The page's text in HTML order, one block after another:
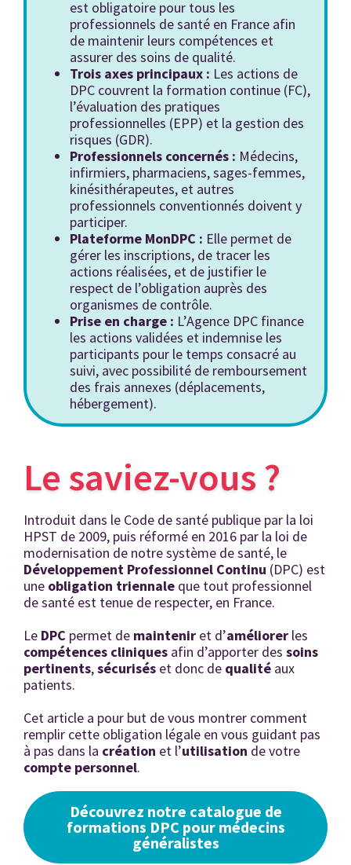
est obligatoire pour tous les
professionnels de santé en France afin
de maintenir leurs compétences et
assurer des soins de qualité.
Trois axes principaux : Les actions de
DPC couvrent la formation continue (FC),
l’évaluation des pratiques
professionnelles (EPP) et la gestion des
risques (GDR).
Professionnels concernés : Médecins,
infirmiers, pharmaciens, sages-femmes,
kinésithérapeutes, et autres
professionnels conventionnés doivent y
participer.
Plateforme MonDPC : Elle permet de
gérer les inscriptions, de tracer les
actions réalisées, et de justifier le
respect de l’obligation auprès des
organismes de contrôle.
Prise en charge : L’Agence DPC finance
les actions validées et indemnise les
participants pour le temps consacré au
suivi, avec possibilité de remboursement
des frais annexes (déplacements,
hébergement).
Le saviez-vous ?
Introduit dans le Code de santé publique par la loi
HPST de 2009, puis réformé en 2016 par la loi de
modernisation de notre système de santé, le
Développement Professionnel Continu (DPC) est
une obligation triennale que tout professionnel
de santé est tenue de respecter, en France.
Le DPC permet de maintenir et d’améliorer les
compétences cliniques afin d’apporter des soins
pertinents,sécurisés et donc de qualité aux
patients.
Cet article a pour but de vous montrer comment
remplir cette obligation légale en vous guidant pas
à pas dans la création et l’utilisation de votre
compte personnel.
Découvrez notre catalogue de
formations DPC pour médecins
généralistes